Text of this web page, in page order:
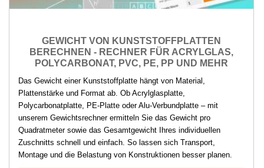
GEWICHT VON KUNSTSTOFFPLATTEN
BERECHNEN - RECHNER FÜR ACRYLGLAS,
POLYCARBONAT, PVC, PE, PP UND MEHR
Das Gewicht einer Kunststoffplatte hängt von Material,
Plattenstärke und Format ab. Ob Acrylglasplatte,
Polycarbonatplatte, PE-Platte oder Alu-Verbundplatte – mit
unserem Gewichtsrechner ermitteln Sie das Gewicht pro
Quadratmeter sowie das Gesamtgewicht Ihres individuellen
Zuschnitts schnell und einfach. So lassen sich Transport,
Montage und die Belastung von Konstruktionen besser planen.